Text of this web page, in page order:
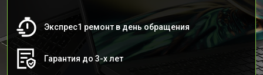
Экспрес1 ремонт в день обращения
Гарантия до 3-х лет